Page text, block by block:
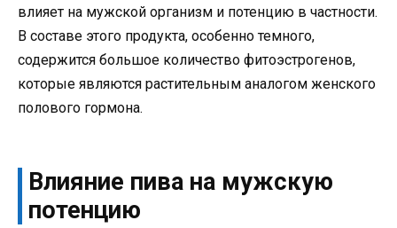
влияет на мужской организм и потенцию в частности.
В составе этого продукта, особенно темного,
содержится большое количество фитоэстрогенов,
которые являются растительным аналогом женского
полового гормона.
Влияние пива на мужскую
потенцию